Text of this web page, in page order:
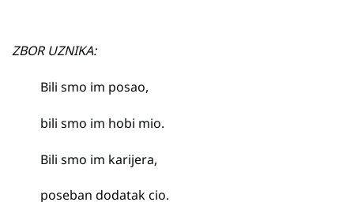
ZBOR UZNIKA:
Bili smo im posao,
bili smo im hobi mio.
Bili smo im karijera,
poseban dodatak cio.